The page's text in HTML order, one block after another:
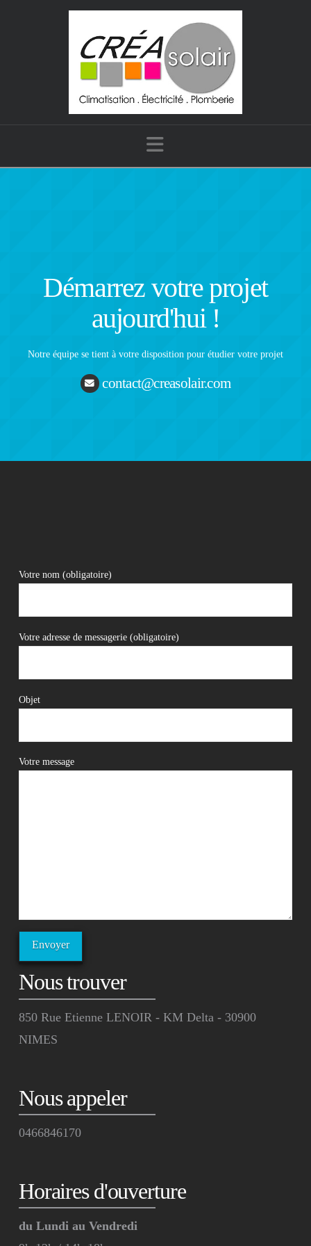
Navigation
Démarrez votre projet
aujourd'hui !
Notre équipe se tient à votre disposition pour étudier votre projet
contact@creasolair.com
Votre nom (obligatoire)
Votre adresse de messagerie (obligatoire)
Objet
Votre message
Nous trouver
850 Rue Etienne LENOIR - KM Delta - 30900
NIMES
Nous appeler
0466846170
Horaires d'ouverture
du Lundi au Vendredi